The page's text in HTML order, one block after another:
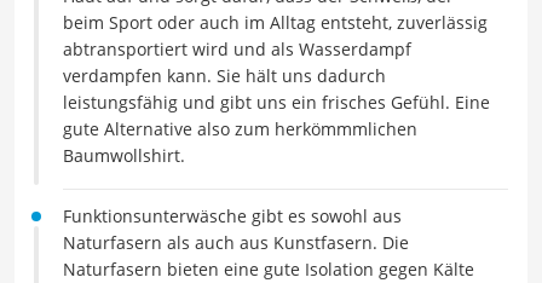
beim Sport oder auch im Alltag entsteht, zuverlässig
abtransportiert wird und als Wasserdampf
verdampfen kann. Sie hält uns dadurch
leistungsfähig und gibt uns ein frisches Gefühl. Eine
gute Alternative also zum herkömmmlichen
Baumwollshirt.
Funktionsunterwäsche gibt es sowohl aus
Naturfasern als auch aus Kunstfasern. Die
Naturfasern bieten eine gute Isolation gegen Kälte